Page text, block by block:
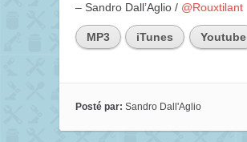
– Sandro Dall’Aglio / @Rouxtilant
MP3 iTunes Youtube
Posté par: Sandro Dall'Aglio